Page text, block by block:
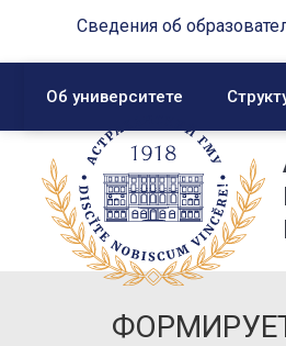
Сведения об
Об университете